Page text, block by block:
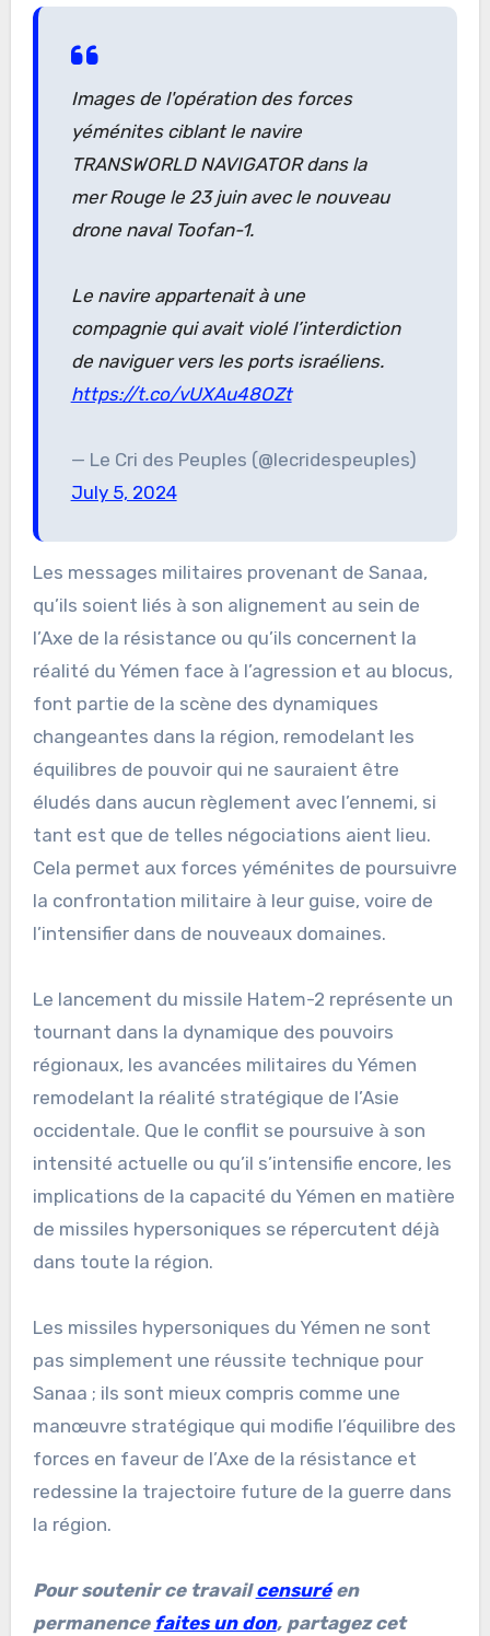
Images de l'opération des forces
yéménites ciblant le navire
TRANSWORLD NAVIGATOR dans la
mer Rouge le 23 juin avec le nouveau
drone naval Toofan-1.
Le navire appartenait à une
compagnie qui avait violé l’interdiction
de naviguer vers les ports israéliens.
https://t.co/vUXAu48OZt
— Le Cri des Peuples (@lecridespeuples)
July 5, 2024
Les messages militaires provenant de Sanaa,
qu’ils soient liés à son alignement au sein de
l’Axe de la résistance ou qu’ils concernent la
réalité du Yémen face à l’agression et au blocus,
font partie de la scène des dynamiques
changeantes dans la région, remodelant les
équilibres de pouvoir qui ne sauraient être
éludés dans aucun règlement avec l’ennemi, si
tant est que de telles négociations aient lieu.
Cela permet aux forces yéménites de poursuivre
la confrontation militaire à leur guise, voire de
l’intensifier dans de nouveaux domaines.
Le lancement du missile Hatem-2 représente un
tournant dans la dynamique des pouvoirs
régionaux, les avancées militaires du Yémen
remodelant la réalité stratégique de l’Asie
occidentale. Que le conflit se poursuive à son
intensité actuelle ou qu’il s’intensifie encore, les
implications de la capacité du Yémen en matière
de missiles hypersoniques se répercutent déjà
dans toute la région.
Les missiles hypersoniques du Yémen ne sont
pas simplement une réussite technique pour
Sanaa ; ils sont mieux compris comme une
manœuvre stratégique qui modifie l’équilibre des
forces en faveur de l’Axe de la résistance et
redessine la trajectoire future de la guerre dans
la région.
Pour soutenir ce travailcensuréen
permanence faites un don, partagez cet